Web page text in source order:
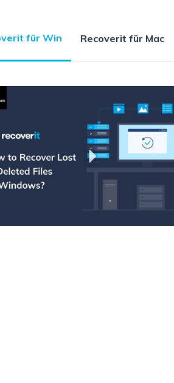
Alle Produkte
ALLE
für Win Recoverit für Mac